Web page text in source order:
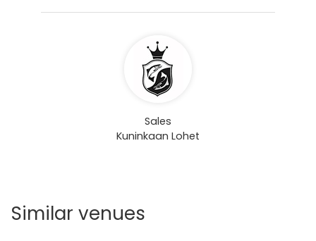
Sales
Kuninkaan Lohet
Similar venues